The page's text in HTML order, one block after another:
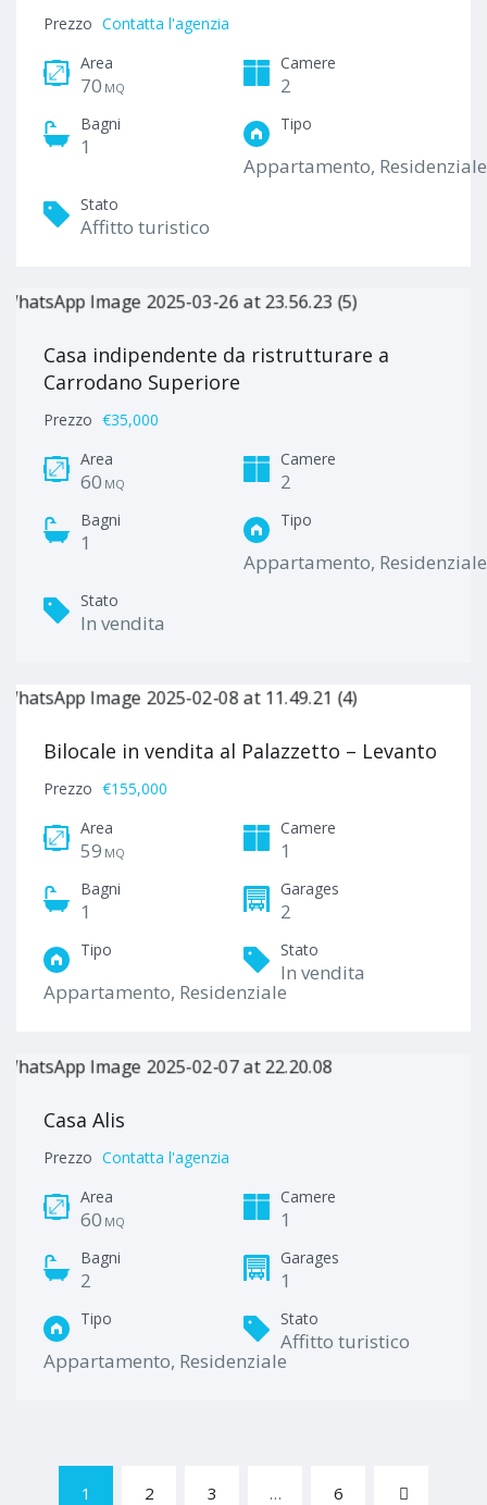
Prezzo Contatta l'agenzia
Area
70 MQ
Camere
2
Bagni
1
Tipo
Appartamento, Residenziale
Stato
Affitto turistico
Casa indipendente da ristrutturare a
Carrodano Superiore
Prezzo €35,000
Area
60 MQ
Camere
2
Bagni
1
Tipo
Appartamento, Residenziale
Stato
In vendita
Bilocale in vendita al Palazzetto – Levanto
Prezzo €155,000
Area
59 MQ
Camere
1
Bagni
1
Garages
2
Tipo
Appartamento, Residenziale
Stato
In vendita
Casa Alis
Prezzo Contatta l'agenzia
Area
60 MQ
Camere
1
Bagni
2
Garages
1
Tipo
Appartamento, Residenziale
Stato
Affitto turistico
1 2 3 … 6